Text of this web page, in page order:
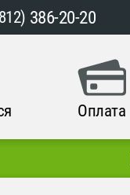
386-20-20
Оплата